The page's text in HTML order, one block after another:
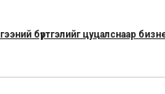
бүртгэлийг цуцалснаар